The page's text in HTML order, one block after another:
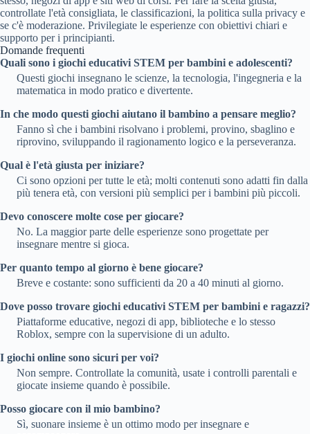
controllate l'età consigliata, le classificazioni, la politica sulla privacy e
se c'è moderazione. Privilegiate le esperienze con obiettivi chiari e
supporto per i principianti.
Domande frequenti
Quali sono i giochi educativi STEM per bambini e adolescenti?
Questi giochi insegnano le scienze, la tecnologia, l'ingegneria e la
matematica in modo pratico e divertente.
In che modo questi giochi aiutano il bambino a pensare meglio?
Fanno sì che i bambini risolvano i problemi, provino, sbaglino e
riprovino, sviluppando il ragionamento logico e la perseveranza.
Qual è l'età giusta per iniziare?
Ci sono opzioni per tutte le età; molti contenuti sono adatti fin dalla
più tenera età, con versioni più semplici per i bambini più piccoli.
Devo conoscere molte cose per giocare?
No. La maggior parte delle esperienze sono progettate per
insegnare mentre si gioca.
Per quanto tempo al giorno è bene giocare?
Breve e costante: sono sufficienti da 20 a 40 minuti al giorno.
Dove posso trovare giochi educativi STEM per bambini e ragazzi?
Piattaforme educative, negozi di app, biblioteche e lo stesso
Roblox, sempre con la supervisione di un adulto.
I giochi online sono sicuri per voi?
Non sempre. Controllate la comunità, usate i controlli parentali e
giocate insieme quando è possibile.
Posso giocare con il mio bambino?
Sì, suonare insieme è un ottimo modo per insegnare e